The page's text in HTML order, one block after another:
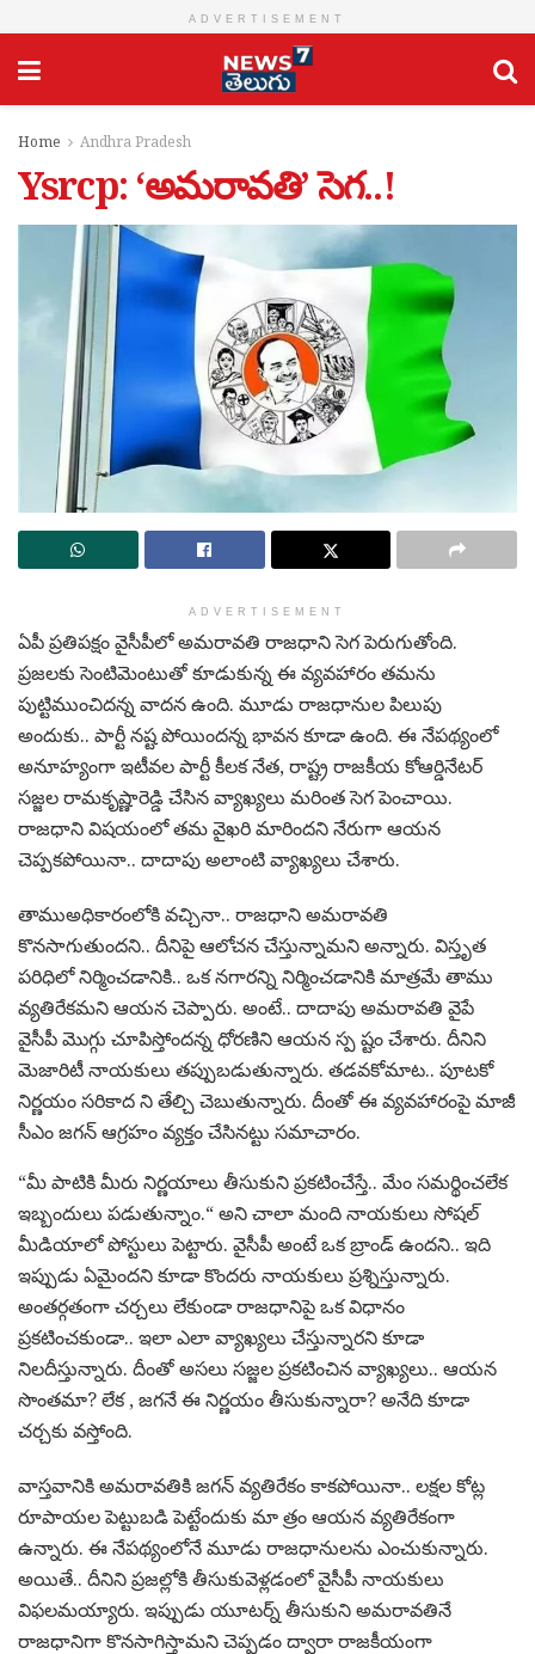
ADVERTISEMENT
Home Andhra Pradesh
Ysrcp: ‘అమ‌రావ‌తి’ సెగ‌..!
ADVERTISEMENT
ఏపీ ప్ర‌తిప‌క్షం వైసీపీలో అమ‌రావ‌తి రాజ‌ధాని సెగ పెరుగుతోంది.
ప్ర‌జ‌ల‌కు సెంటిమెంటుతో కూడుకున్న ఈ వ్య‌వ‌హారం త‌మ‌ను
పుట్టిముంచిద‌న్న వాద‌న ఉంది. మూడు రాజ‌ధానుల పిలుపు
అందుకు.. పార్టీ న‌ష్ట పోయింద‌న్న భావ‌న కూడా ఉంది. ఈ నేప‌థ్యంలో
అనూహ్యంగా ఇటీవ‌ల పార్టీ కీల‌క నేత‌, రాష్ట్ర రాజ‌కీయ కోఆర్డినేట‌ర్‌
స‌జ్జ‌ల రామ‌కృష్ణారెడ్డి చేసిన వ్యాఖ్య‌లు మ‌రింత సెగ పెంచాయి.
రాజ‌ధాని విష‌యంలో త‌మ వైఖ‌రి మారింద‌ని నేరుగా ఆయ‌న
చెప్ప‌క‌పోయినా.. దాదాపు అలాంటి వ్యాఖ్య‌లు చేశారు.
తాముఅధికారంలోకి వ‌చ్చినా.. రాజ‌ధాని అమ‌రావ‌తి
కొన‌సాగుతుంద‌ని.. దీనిపై ఆలోచ‌న చేస్తున్నామ‌ని అన్నారు. విస్తృత
ప‌రిధిలో నిర్మించ‌డానికి.. ఒక న‌గార‌న్ని నిర్మించ‌డానికి మాత్ర‌మే తాము
వ్య‌తిరేకమ‌ని ఆయ‌న చెప్పారు. అంటే.. దాదాపు అమ‌రావ‌తి వైపే
వైసీపీ మొగ్గు చూపిస్తోంద‌న్న ధోర‌ణిని ఆయ‌న స్ప ష్టం చేశారు. దీనిని
మెజారిటీ నాయ‌కులు త‌ప్పుబ‌డుతున్నారు. త‌డ‌వ‌కోమాట‌.. పూట‌కో
నిర్ణ‌యం స‌రికాద ని తేల్చి చెబుతున్నారు. దీంతో ఈ వ్య‌వ‌హారంపై మాజీ
సీఎం జ‌గ‌న్ ఆగ్ర‌హం వ్య‌క్తం చేసిన‌ట్టు స‌మాచారం.
“మీ పాటికి మీరు నిర్ణ‌యాలు తీసుకుని ప్ర‌క‌టించేస్తే.. మేం స‌మ‌ర్థించ‌లేక
ఇబ్బందులు ప‌డుతున్నాం.“ అని చాలా మంది నాయ‌కులు సోష‌ల్
మీడియాలో పోస్టులు పెట్టారు. వైసీపీ అంటే ఒక బ్రాండ్ ఉంద‌ని.. ఇది
ఇప్పుడు ఏమైంద‌ని కూడా కొంద‌రు నాయ‌కులు ప్ర‌శ్నిస్తున్నారు.
అంత‌ర్గ‌తంగా చ‌ర్చ‌లు లేకుండా రాజ‌ధానిపై ఒక విధానం
ప్ర‌క‌టించ‌కుండా.. ఇలా ఎలా వ్యాఖ్య‌లు చేస్తున్నార‌ని కూడా
నిల‌దీస్తున్నారు. దీంతో అస‌లు స‌జ్జ‌ల ప్ర‌క‌టించిన వ్యాఖ్య‌లు.. ఆయ‌న
సొంత‌మా? లేక , జ‌గ‌నే ఈ నిర్ణ‌యం తీసుకున్నారా? అనేది కూడా
చ‌ర్చ‌కు వ‌స్తోంది.
వాస్త‌వానికి అమ‌రావ‌తికి జ‌గ‌న్ వ్య‌తిరేకం కాక‌పోయినా.. ల‌క్షల కోట్ల
రూపాయ‌ల పెట్టుబ‌డి పెట్టేందుకు మా త్రం ఆయ‌న వ్య‌తిరేకంగా
ఉన్నారు. ఈ నేప‌థ్యంలోనే మూడు రాజ‌ధానుల‌ను ఎంచుకున్నారు.
అయితే.. దీనిని ప్ర‌జ‌ల్లోకి తీసుకువెళ్ల‌డంలో వైసీపీ నాయ‌కులు
విఫ‌ల‌మ‌య్యారు. ఇప్పుడు యూట‌ర్న్ తీసుకుని అమ‌రావ‌తినే
రాజ‌ధానిగా కొన‌సాగిస్తామ‌ని చెప్ప‌డం ద్వారా రాజ‌కీయంగా